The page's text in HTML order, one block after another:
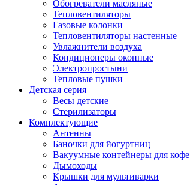
Обогреватели масляные
Тепловентиляторы
Газовые колонки
Тепловентиляторы настенные
Увлажнители воздуха
Кондиционеры оконные
Электропростыни
Тепловые пушки
Детская серия
Весы детские
Стерилизаторы
Комплектующие
Антенны
Баночки для йогуртниц
Вакуумные контейнеры для кофе
Дымоходы
Крышки для мультиварки